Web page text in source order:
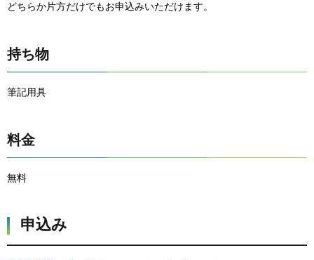
どちらか片方だけでもお申込みいただけます。
持ち物
筆記用具
料金
無料
申込み